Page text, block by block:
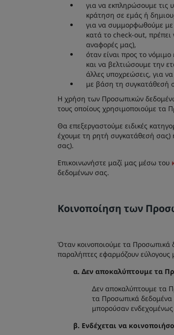
για να εκπληρώσουμε τις
κράτηση σε εμάς ή
για να συμμορφωθούμε με
κατά το check-out, πρέπει
αναφορές μας),
όταν είναι προς το
και να βελτιώσουμε την
άλλες υποχρεώσεις, για
με βάση τη συγκατάθεσή
Η χρήση των Προσωπικών
τους οποίους χρησιμοποιούμε τα
Θα επεξεργαστούμε ειδικές
έχουμε τη ρητή συγκατάθεσή σας)
σας).
Επικοινωνήστε μαζί μας μέσω του
δεδομένων σας.
Κοινοποίηση των
Όταν κοινοποιούμε τα Προσωπικά
παραλήπτες εφαρμόζουν
α. Δεν αποκαλύπτουμε τα
Δεν αποκαλύπτουμε τα
τα Προσωπικά δεδομένα
μπορούσαν
β. Ενδέχεται να